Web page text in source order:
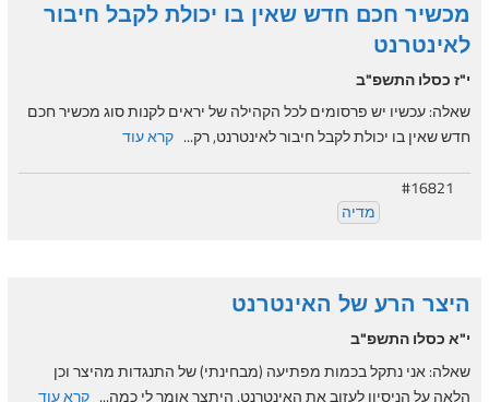
מכשיר חכם חדש שאין בו יכולת לקבל חיבור
לאינטרנט
י"ז כסלו התשפ"ב
שאלה: עכשיו יש פרסומים לכל הקהילה של יראים לקנות סוג מכשיר חכם
חדש שאין בו יכולת לקבל חיבור לאינטרנט, רק... קרא עוד
#16821
מדיה
היצר הרע של האינטרנט
י"א כסלו התשפ"ב
שאלה: אני נתקל בכמות מפתיעה (מבחינתי) של התנגדות מהיצר וכן
הלאה על הניסיון לעזוב את האינטרנט. היתצר אומר לי כמה... קרא עוד